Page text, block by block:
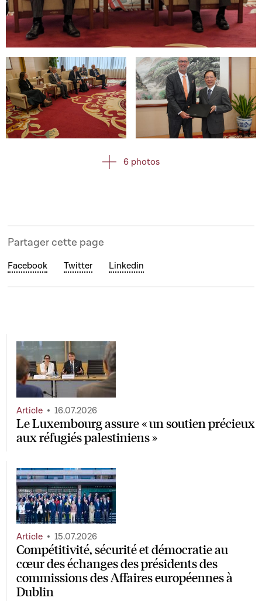
Open image in gallery
Open image in gallery Open image in gallery
6 photos
Partager cette page
Facebook Twitter Linkedin
Le Luxembourg assure « un soutien précieux
aux réfugiés palestiniens »
Article 16.07.2026
Compétitivité, sécurité et démocratie au
cœur des échanges des présidents des
commissions des Affaires européennes à
Dublin
Article 15.07.2026